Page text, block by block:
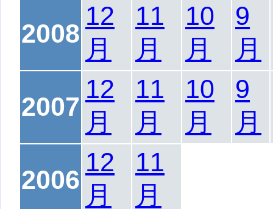
2008
12
月
11
月
10
月
9
月
2007
12
月
11
月
10
月
9
月
2006
12
月
11
月